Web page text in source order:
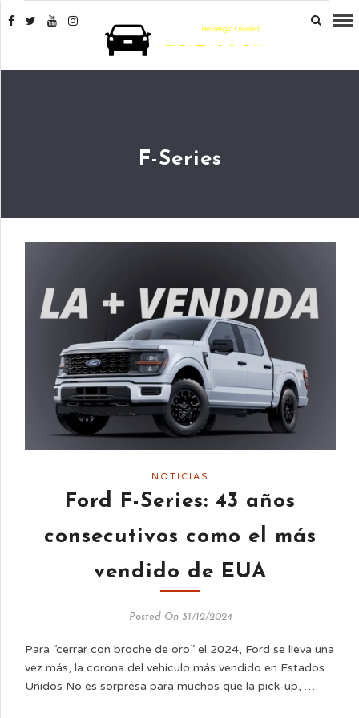
F-Series
NOTICIAS
Ford F-Series: 43 años
consecutivos como el más
vendido de EUA
Posted On 31/12/2024
Para “cerrar con broche de oro” el 2024, Ford se lleva una
vez más, la corona del vehículo más vendido en Estados
Unidos No es sorpresa para muchos que la pick-up, …